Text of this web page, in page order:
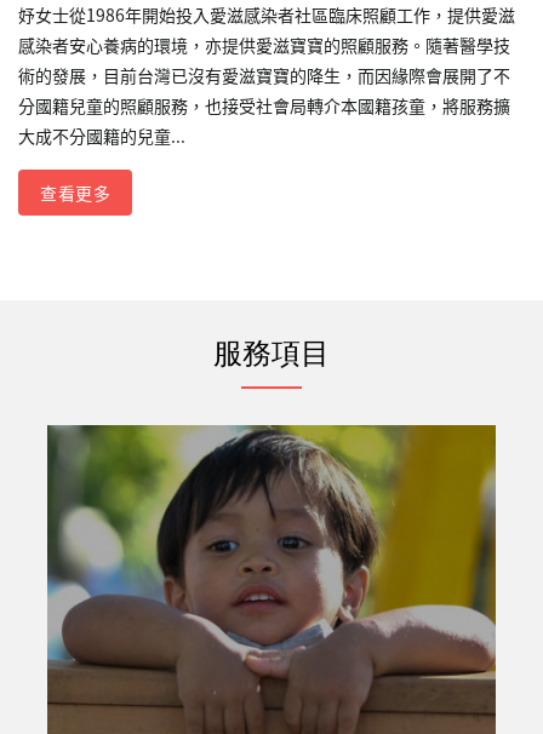
妤女士從1986年開始投入愛滋感染者社區臨床照顧工作，提供愛滋
感染者安心養病的環境，亦提供愛滋寶寶的照顧服務。隨著醫學技
術的發展，目前台灣已沒有愛滋寶寶的降生，而因緣際會展開了不
分國籍兒童的照顧服務，也接受社會局轉介本國籍孩童，將服務擴
大成不分國籍的兒童...
查看更多
服務項目